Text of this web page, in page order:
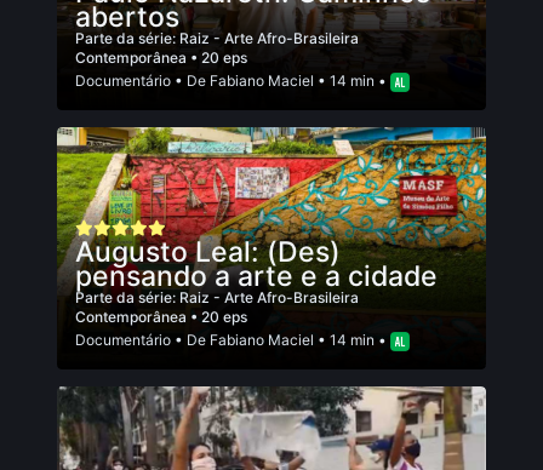
abertos
Parte da série: Raiz - Arte Afro-Brasileira
Contemporânea • 20 eps
Documentário • De Fabiano Maciel • 14 min •
Augusto Leal: (Des)
pensando a arte e a cidade
Parte da série: Raiz - Arte Afro-Brasileira
Contemporânea • 20 eps
Documentário • De Fabiano Maciel • 14 min •